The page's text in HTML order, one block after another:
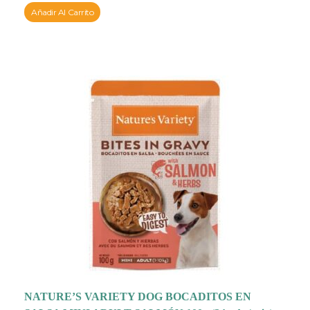
Añadir Al Carrito
NATURE’S VARIETY DOG BOCADITOS EN